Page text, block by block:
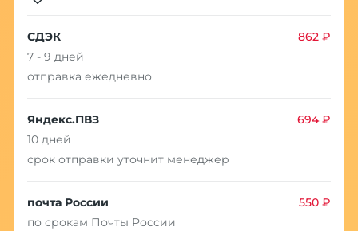
СДЭК
862 ₽
7 - 9 дней
отправка ежедневно
Яндекс.ПВЗ
694 ₽
10 дней
срок отправки уточнит менеджер
почта России
550 ₽
по срокам Почты России